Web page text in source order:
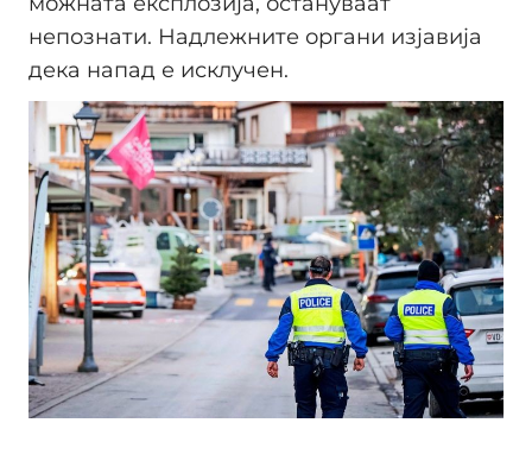
непознати. Надлежните органи изјавија
дека напад е исклучен.